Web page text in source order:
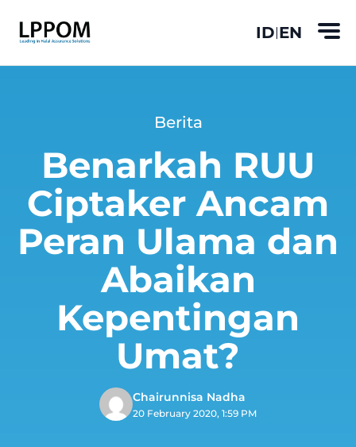
ID|EN
Berita
Benarkah RUU
Ciptaker Ancam
Peran Ulama dan
Abaikan
Kepentingan
Umat?
Chairunnisa Nadha
20 February 2020, 1:59 PM